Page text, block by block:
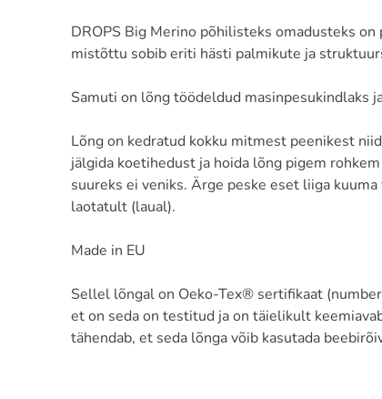
DROPS Big Merino põhilisteks omadusteks
mistõttu sobib eriti hästi palmikute ja
Samuti on lõng töödeldud masinpesukindlaks
Lõng on kedratud kokku mitmest peenikest
jälgida koetihedust ja hoida lõng pigem
suureks ei veniks. Ärge peske eset liiga
laotatult (laual).
Made in EU
Sellel lõngal on Oeko-Tex® sertifikaat
et on seda on testitud ja on täielikult
tähendab, et seda lõnga võib kasutada